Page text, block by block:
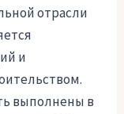
отрасли
и
выполнены в